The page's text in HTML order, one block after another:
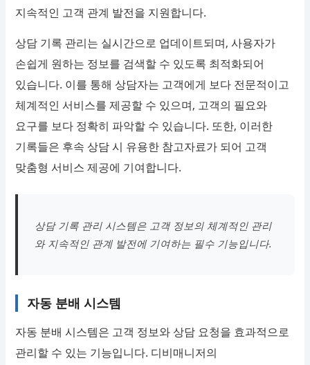
지속적인 고객 관계 발전을 지원합니다.
상담 기록 관리는 실시간으로 업데이트되며, 사용자가
손쉽게 원하는 정보를 검색할 수 있도록 최적화되어
있습니다. 이를 통해 상담자는 고객에게 보다 전문적이고
체계적인 서비스를 제공할 수 있으며, 고객의 필요와
요구를 보다 정확히 파악할 수 있습니다. 또한, 이러한
기록들은 후속 상담 시 유용한 참고자료가 되어 고객
맞춤형 서비스 제공에 기여합니다.
상담 기록 관리 시스템은 고객 정보의 체계적인 관리
와 지속적인 관계 발전에 기여하는 필수 기능입니다.
자동 분배 시스템
자동 분배 시스템은 고객 정보와 상담 요청을 효과적으로
관리할 수 있는 기능입니다. 디비매니저의